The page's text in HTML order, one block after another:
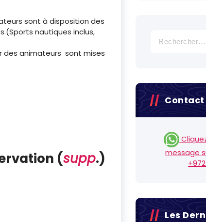
sont à disposition des
nautiques inclus,
des animateurs sont mises
(supp.)
message
Les